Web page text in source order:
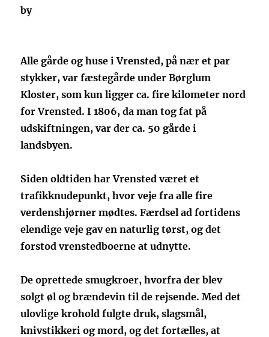
by
Alle gårde og huse i Vrensted, på nær et par
stykker, var fæstegårde under Børglum
Kloster, som kun ligger ca. fire kilometer nord
for Vrensted. I 1806, da man tog fat på
udskiftningen, var der ca. 50 gårde i
landsbyen.
Siden oldtiden har Vrensted været et
trafikknudepunkt, hvor veje fra alle fire
verdenshjørner mødtes. Færdsel ad fortidens
elendige veje gav en naturlig tørst, og det
forstod vrenstedboerne at udnytte.
De oprettede smugkroer, hvorfra der blev
solgt øl og brændevin til de rejsende. Med det
ulovlige krohold fulgte druk, slagsmål,
knivstikkeri og mord, og det fortælles, at